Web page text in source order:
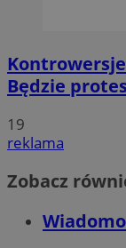
Kontrowersje
Będzie
19
reklama
Zobacz